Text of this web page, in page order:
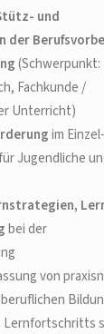
und
der
(Schwerpunkt:
Fachkunde /
Unterricht)
im
Jugendliche
bei der
von
Lernfortschritts